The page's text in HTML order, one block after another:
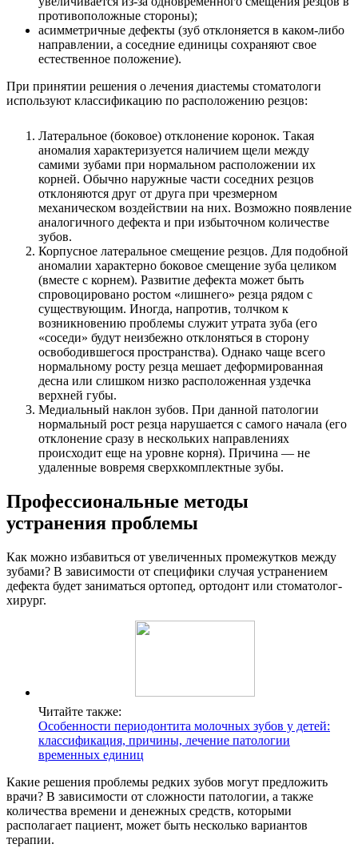
противоположные стороны);
асимметричные дефекты (зуб отклоняется в каком-либо
направлении, а соседние единицы сохраняют свое
естественное положение).
При принятии решения о лечения диастемы стоматологи
используют классификацию по расположению резцов:
Латеральное (боковое) отклонение коронок. Такая
аномалия характеризуется наличием щели между
самими зубами при нормальном расположении их
корней. Обычно наружные части соседних резцов
отклоняются друг от друга при чрезмерном
механическом воздействии на них. Возможно появление
аналогичного дефекта и при избыточном количестве
зубов.
Корпусное латеральное смещение резцов. Для подобной
аномалии характерно боковое смещение зуба целиком
(вместе с корнем). Развитие дефекта может быть
спровоцировано ростом «лишнего» резца рядом с
существующим. Иногда, напротив, толчком к
возникновению проблемы служит утрата зуба (его
«соседи» будут неизбежно отклоняться в сторону
освободившегося пространства). Однако чаще всего
нормальному росту резца мешает деформированная
десна или слишком низко расположенная уздечка
верхней губы.
Медиальный наклон зубов. При данной патологии
нормальный рост резца нарушается с самого начала (его
отклонение сразу в нескольких направлениях
происходит еще на уровне корня). Причина — не
удаленные вовремя сверхкомплектные зубы.
Профессиональные методы
устранения проблемы
Как можно избавиться от увеличенных промежутков между
зубами? В зависимости от специфики случая устранением
дефекта будет заниматься ортопед, ортодонт или стоматолог-
хирург.
Читайте также:
Особенности периодонтита молочных зубов у детей:
классификация, причины, лечение патологии
временных единиц
Какие решения проблемы редких зубов могут предложить
врачи? В зависимости от сложности патологии, а также
количества времени и денежных средств, которыми
располагает пациент, может быть несколько вариантов
терапии.